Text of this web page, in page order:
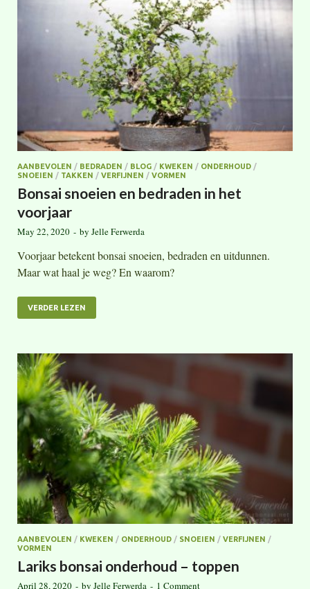
AANBEVOLEN / BEDRADEN / BLOG / KWEKEN / ONDERHOUD /
SNOEIEN / TAKKEN / VERFIJNEN / VORMEN
Bonsai snoeien en bedraden in het
voorjaar
May 22, 2020 - by Jelle Ferwerda
Voorjaar betekent bonsai snoeien, bedraden en uitdunnen.
Maar wat haal je weg? En waarom?
VERDER LEZEN
AANBEVOLEN / KWEKEN / ONDERHOUD / SNOEIEN / VERFIJNEN /
VORMEN
Lariks bonsai onderhoud – toppen
April 28, 2020 - by Jelle Ferwerda - 1 Comment